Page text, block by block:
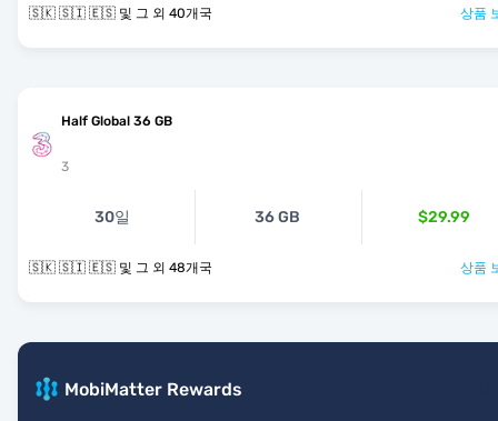
🇸🇰 🇸🇮 🇪🇸 및 그 외 40개국 상품
Half Global 36 GB
3
30일 36 GB $29.99
🇸🇰 🇸🇮 🇪🇸 및 그 외 48개국 상품
MobiMatter Rewards